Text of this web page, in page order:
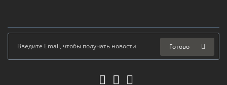
Готово